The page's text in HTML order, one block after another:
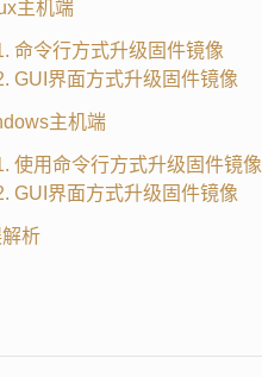
主机端
命令行方式升级固件镜像
GUI界面方式升级固件镜像
主机端
使用命令行方式升级固件镜像
GUI界面方式升级固件镜像
析